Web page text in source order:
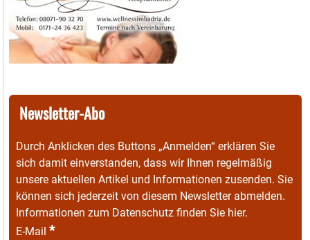
Newsletter-Abo
Durch Anklicken des Buttons „Anmelden“ erklären Sie
sich damit einverstanden, dass wir Ihnen regelmäßig
unsere aktuellen Artikel und Informationen zusenden. Sie
können sich jederzeit von diesem Newsletter abmelden.
Informationen zum Datenschutz finden Sie hier.
E-Mail *